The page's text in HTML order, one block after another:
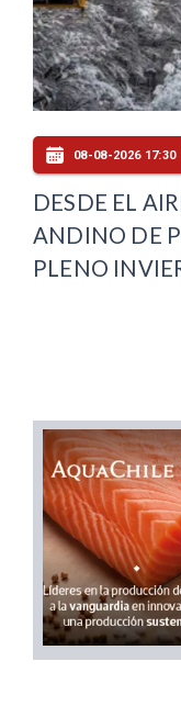
08-08-2026 17:30
DESDE EL
ANDINO DE
PLENO